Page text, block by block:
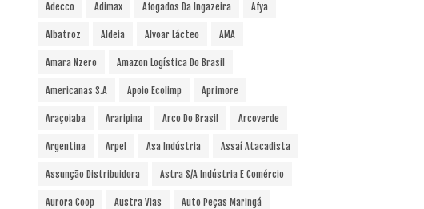
Adecco Adimax Afogados Da Ingazeira Afya
Albatroz Aldeia Alvoar Lácteo AMA
Amara Nzero Amazon Logística Do Brasil
Americanas S.A Apoio Ecolimp Aprimore
Araçoiaba Araripina Arco Do Brasil Arcoverde
Argentina Arpel Asa Indústria Assaí Atacadista
Assunção Distribuidora Astra S/A Indústria E Comércio
Aurora Coop Austra Vias Auto Peças Maringá